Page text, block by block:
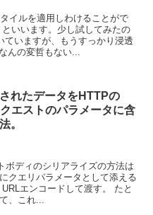
イルを適用しわけることがで
いいます。少し試してみたの
ていますが、もうすっかり浸透
んの変哲もない...
れたデータをHTTPの
エストのパラメータに含
。
ボディのシリアライズの方法は
クエリパラメータとして添える
エンコードして渡す。 たと
、これ...